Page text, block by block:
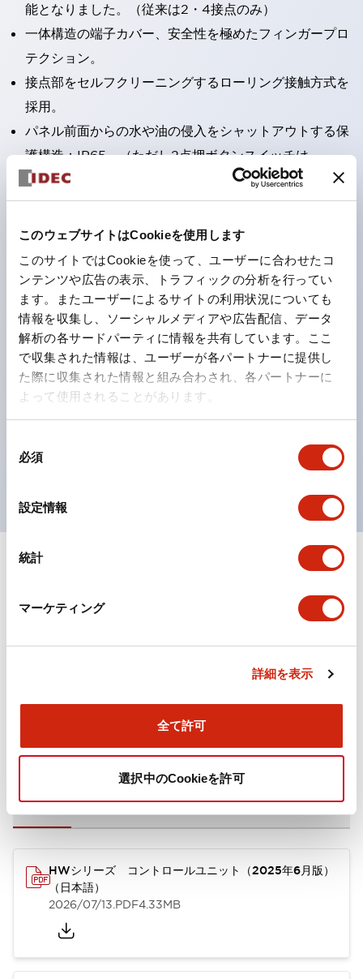
このウェブサイトはCookieを使用します
このサイトではCookieを使って、ユーザーに合わせたコ
ンテンツや広告の表示、トラフィックの分析を行ってい
ます。またユーザーによるサイトの利用状況についても
情報を収集し、ソーシャルメディアや広告配信、データ
解析の各サードパーティに情報を共有しています。ここ
で収集された情報は、ユーザーが各パートナーに提供し
た際に収集された情報と組み合わされ、各パートナーに
よって使用されることがあります。
必須
設定情報
統計
マーケティング
詳細を表示
全て許可
選択中のCookieを許可
能となりました。（従来は2・4接点のみ）
一体構造の端子カバー、安全性を極めたフィンガープロ
テクション。
接点部をセルフクリーニングするローリング接触方式を
採用。
パネル前面からの水や油の侵入をシャットアウトする保
護構造：IP65。（ただし2点押ボタンスイッチは
IP40）
2つの独立した動作の押ボタンスイッチと表示灯の3つ
の機能を1つのスイッチで可能にした2点押ボタンスイッ
チも完備。
ワールドワイドなニーズに対応する各種電圧を完備。
1つで6色の役をこなすLED球（LSRD球）。これまで色
ごとに分かれていたLED球を、1色のLED球で各色を表
現できるようにしました。
カラーユニバーサルデザインに対応。表示灯（角平形）
の点灯/消灯の認識および、点灯時のランプ色の識別が
対応。
ISO 3864-4安全色に対応。危険時や緊急事態時の色表
現がより明確・鮮明で、より多くの方が識別可能に。
すべて展開+
形状仕様
機能仕様
ドキュメントとファイル
カタログ 取扱説明書 CAD 規格・認証 技術文書 その他
HWシリーズ コントロールユニット（2025年6月版）
（日本語）
2026/07/13.PDF4.33MB